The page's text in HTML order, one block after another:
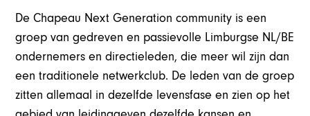
De Chapeau Next Generation community is een
groep van gedreven en passievolle Limburgse NL/BE
ondernemers en directieleden, die meer wil zijn dan
een traditionele netwerkclub. De leden van de groep
zitten allemaal in dezelfde levensfase en zien op het